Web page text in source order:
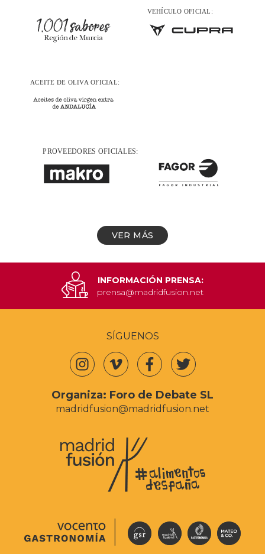
VER MÁS
INFORMACIÓN PRENSA:
prensa@madridfusion.net
SÍGUENOS
Organiza: Foro de Debate SL
madridfusion@madridfusion.net